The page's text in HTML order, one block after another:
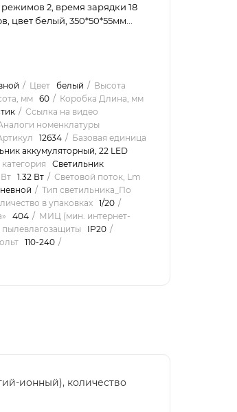
2, время зарядки 18
цвет белый, 350*50*55мм...
Цвет белый
Высота
мм 60
Коробка Длина, мм
Ссылка на видео
номенклатуры
12634
Базовая единица
аккумуляторный, 22 LED
Светильник
1.32 Вт
Световой поток, Lm
Тип светильника_По
в упаковках
1/20
404
МИЦ (мин. интернет-
пылевлагозащиты
IP20
110-240
ионный), количество